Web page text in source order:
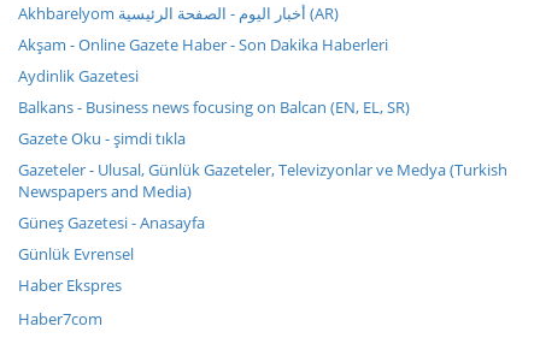
Akhbarelyom أخبار اليوم - الصفحة الرئيسية (AR)
Akşam - Online Gazete Haber - Son Dakika Haberleri
Aydinlik Gazetesi
Balkans - Business news focusing on Balcan (EN, EL, SR)
Gazete Oku - şimdi tıkla
Gazeteler - Ulusal, Günlük Gazeteler, Televizyonlar ve Medya (Turkish
Newspapers and Media)
Güneş Gazetesi - Anasayfa
Günlük Evrensel
Haber Ekspres
Haber7com